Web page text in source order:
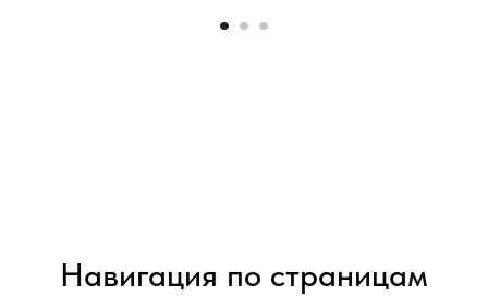
Навигация по страницам